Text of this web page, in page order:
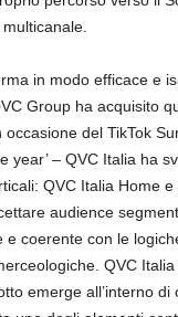
in modo efficace e
Group ha acquisito
del TikTok
year’ – QVC Italia ha
QVC Italia Home
audience
e coerente con le
QVC
emerge all’interno